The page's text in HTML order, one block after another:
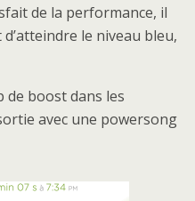
de la performance, il
le niveau bleu,
de boost dans les
avec une powersong